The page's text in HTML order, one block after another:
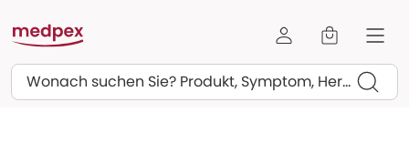
Suchen